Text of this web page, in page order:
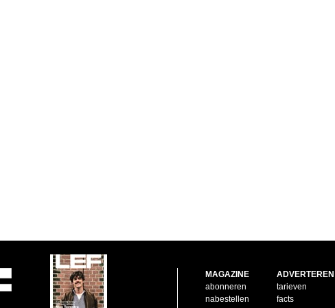
MAGAZINE
abonneren
nabestellen
ADVERTEREN
tarieven
facts